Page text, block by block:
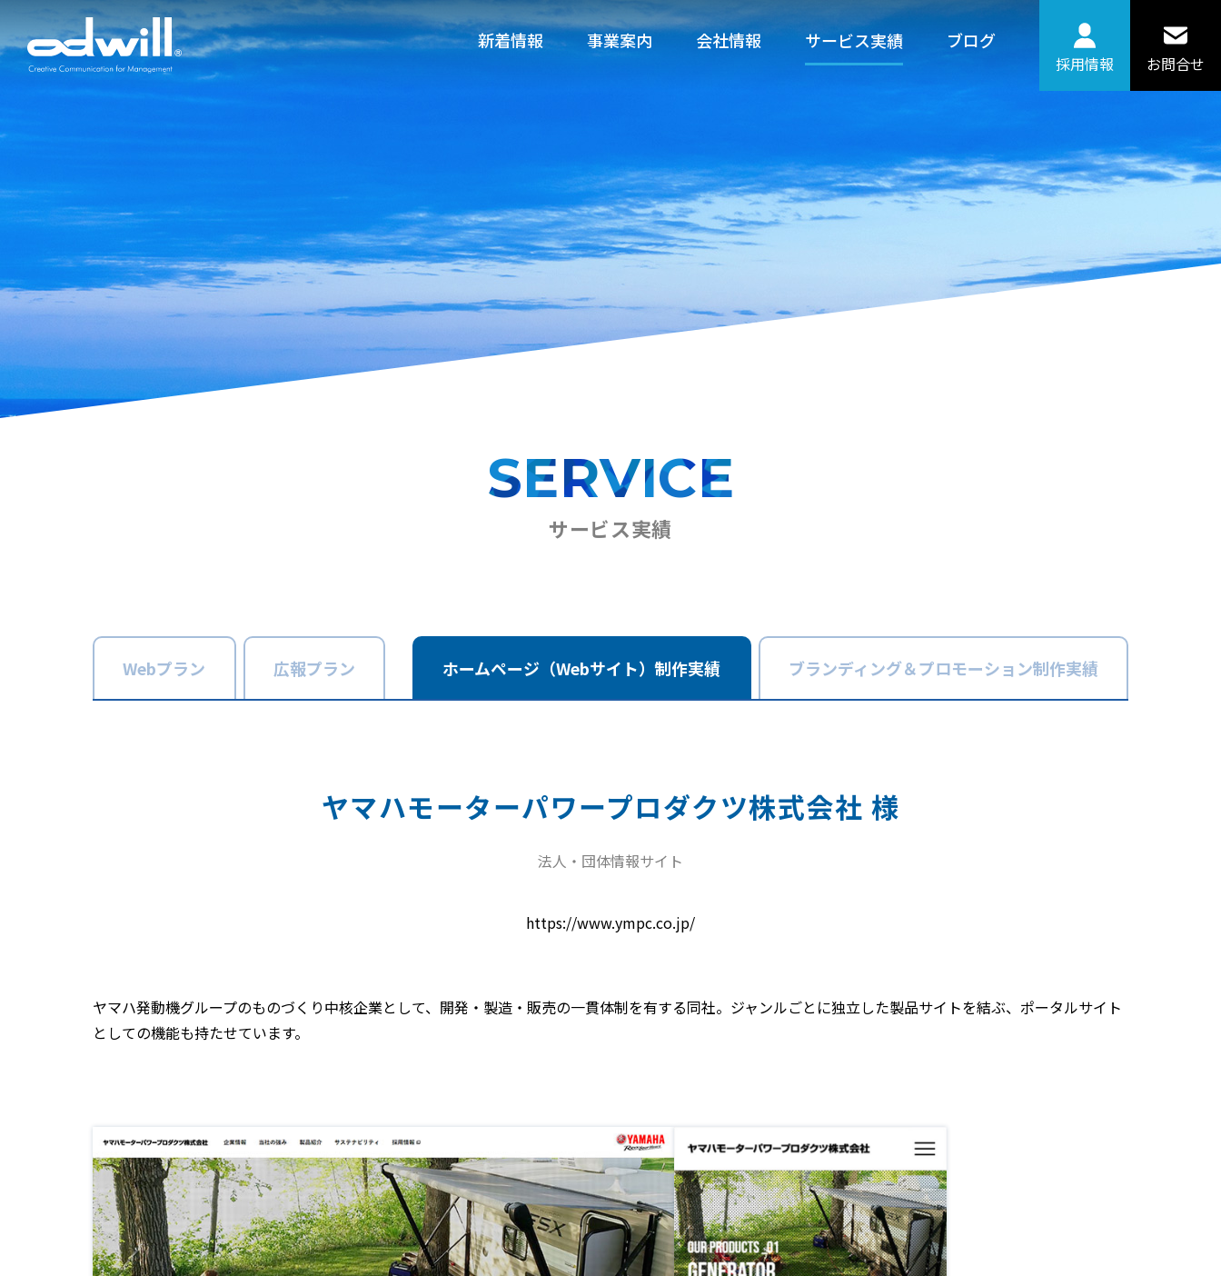
新着情報 事業案内 会社情報 サービス実績 ブログ
採用情報 お問合せ
SERVICE
サービス実績
Webプラン 広報プラン ホームページ （Webサイト）制作実績 ブランディング＆プロモーション制作実績
ヤマハモーターパワープロダクツ株式会社 様
法人・団体情報サイト
https://www.ympc.co.jp/
ヤマハ発動機グループのものづくり中核企業として、開発・製造・販売の一貫体制を有する同社。ジャンルごとに独立した製品サイトを結ぶ、ポータルサイト
としての機能も持たせています。